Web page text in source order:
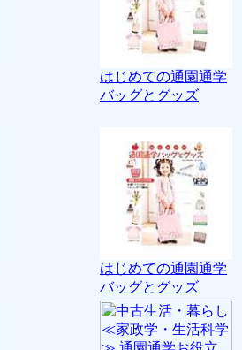
はじめての通園通学
バッグとグッズ
はじめての通園通学
バッグとグッズ